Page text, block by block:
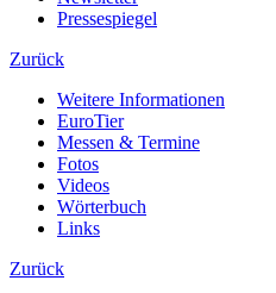
Pressespiegel
Zurück
Weitere Informationen
EuroTier
Messen & Termine
Fotos
Videos
Wörterbuch
Links
Zurück